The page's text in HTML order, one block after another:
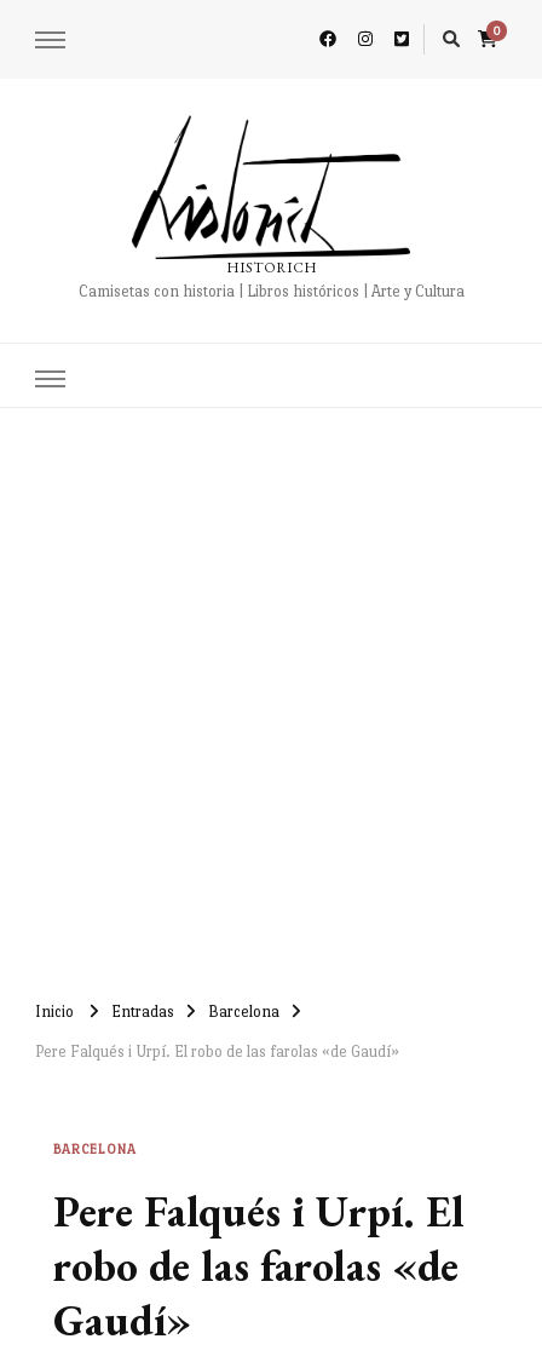
0
HISTORICH
Camisetas con historia | Libros históricos | Arte y Cultura
Inicio Entradas Barcelona
Pere Falqués i Urpí. El robo de las farolas «de Gaudí»
BARCELONA
Pere Falqués i Urpí. El
robo de las farolas «de
Gaudí»